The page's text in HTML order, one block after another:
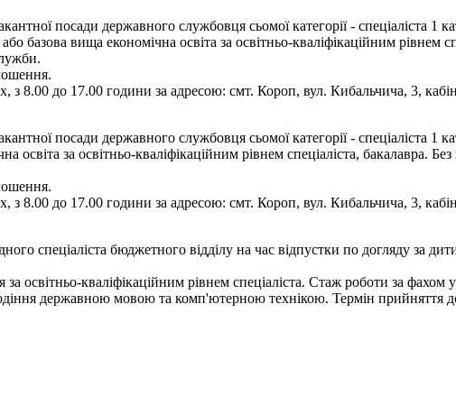
посади державного службовця сьомої категорії - спеціаліста 1
базова вища економічна освіта за освітньо-кваліфікаційним рівнем
з 8.00 до 17.00 години за адресою: смт. Короп, вул. Кибальчича, 3,
посади державного службовця сьомої категорії - спеціаліста 1
за освітньо-кваліфікаційним рівнем спеціаліста, бакалавра.
з 8.00 до 17.00 години за адресою: смт. Короп, вул. Кибальчича, 3,
спеціаліста бюджетного відділу на час відпустки по догляду за
освітньо-кваліфікаційним рівнем спеціаліста. Стаж роботи за
державною мовою та комп'ютерною технікою. Термін прийняття